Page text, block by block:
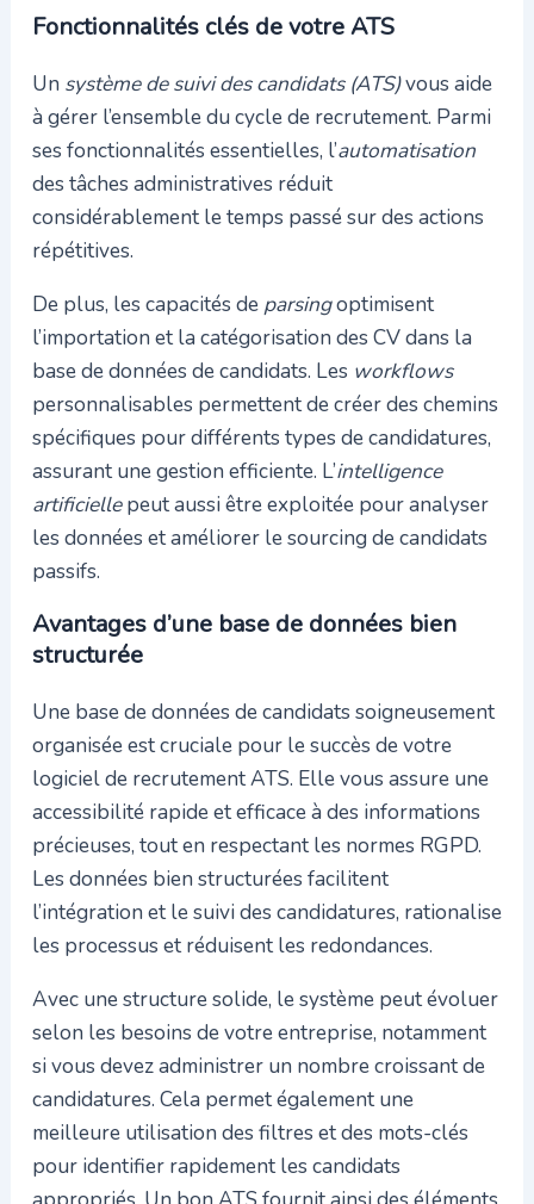
Fonctionnalités clés de votre ATS
Un système de suivi des candidats (ATS)vous aide
à gérer l’ensemble du cycle de recrutement. Parmi
ses fonctionnalités essentielles, l’automatisation
des tâches administratives réduit
considérablement le temps passé sur des actions
répétitives.
De plus, les capacités de parsingoptimisent
l’importation et la catégorisation des CV dans la
base de données de candidats. Les workflows
personnalisables permettent de créer des chemins
spécifiques pour différents types de candidatures,
assurant une gestion efficiente. L’intelligence
artificiellepeut aussi être exploitée pour analyser
les données et améliorer le sourcing de candidats
passifs.
Avantages d’une base de données bien
structurée
Une base de données de candidats soigneusement
organisée est cruciale pour le succès de votre
logiciel de recrutement ATS. Elle vous assure une
accessibilité rapide et efficace à des informations
précieuses, tout en respectant les normes RGPD.
Les données bien structurées facilitent
l’intégration et le suivi des candidatures, rationalise
les processus et réduisent les redondances.
Avec une structure solide, le système peut évoluer
selon les besoins de votre entreprise, notamment
si vous devez administrer un nombre croissant de
candidatures. Cela permet également une
meilleure utilisation des filtres et des mots-clés
pour identifier rapidement les candidats